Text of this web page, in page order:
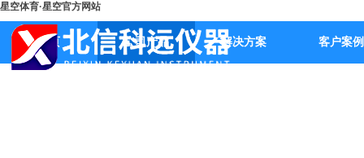
星空体育·星空官方网站
首页 公司产品 解决方案 客户案例